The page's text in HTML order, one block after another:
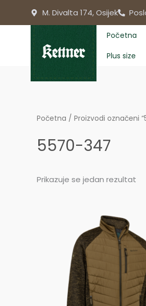
M. Divalta 174, Osijek
Početna
Plus size
Početna / Proizvodi označeni
5570-347
Prikazuje se jedan rezultat